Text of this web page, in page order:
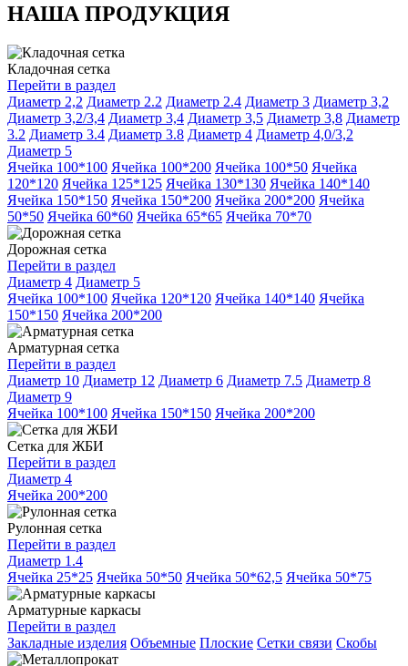
НАША ПРОДУКЦИЯ
Кладочная сетка
Перейти в раздел
Диаметр 2,2 Диаметр 2.2 Диаметр 2.4 Диаметр 3 Диаметр 3,2
Диаметр 3,2/3,4 Диаметр 3,4 Диаметр 3,5 Диаметр 3,8 Диаметр
3.2 Диаметр 3.4 Диаметр 3.8 Диаметр 4 Диаметр 4,0/3,2
Диаметр 5
Ячейка 100*100 Ячейка 100*200 Ячейка 100*50 Ячейка
120*120 Ячейка 125*125 Ячейка 130*130 Ячейка 140*140
Ячейка 150*150 Ячейка 150*200 Ячейка 200*200 Ячейка
50*50 Ячейка 60*60 Ячейка 65*65 Ячейка 70*70
Дорожная сетка
Перейти в раздел
Диаметр 4 Диаметр 5
Ячейка 100*100 Ячейка 120*120 Ячейка 140*140 Ячейка
150*150 Ячейка 200*200
Арматурная сетка
Перейти в раздел
Диаметр 10 Диаметр 12 Диаметр 6 Диаметр 7.5 Диаметр 8
Диаметр 9
Ячейка 100*100 Ячейка 150*150 Ячейка 200*200
Сетка для ЖБИ
Перейти в раздел
Диаметр 4
Ячейка 200*200
Рулонная сетка
Перейти в раздел
Диаметр 1.4
Ячейка 25*25 Ячейка 50*50 Ячейка 50*62,5 Ячейка 50*75
Арматурные каркасы
Перейти в раздел
Закладные изделия Объемные Плоские Сетки связи Скобы